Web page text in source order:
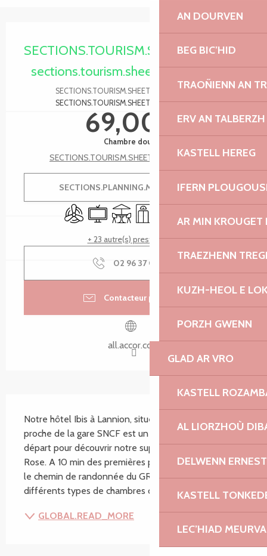
AN DOURVEN
BEG BIC’HID
TRAOÑIENN AN
ERV AN TALBERZH
KASTELL HEREG
IFERN
AR MIN KROUGET
TRAEZHENN
KUZH-HEOL E
PORZH GWENN
GLAD AR VRO
KASTELL
AL LIORZHOÙ
DELWENN
KASTELL
LEC’HIAD
sections.tourism.sheet.periods.today
SECTIONS.TOURISM.SHEET.PERIODS.DETAILS
SECTIONS.TOURISM.SHEET.TARIFFS.FROMTO
69,00 €
Chambre double
SECTIONS.TOURISM.SHEET.TARIFFS.SEE_ALL
SECTIONS.PLANNING.MENU.ORDER
Air conditionné
TélévisionTerrasseAscenseur
+ 23 autre(s) prestation(s)
02 96 37 03
Contacteur par email
all.accor.com
Notre hôtel Ibis à Lannion, situé en centre-ville et
proche de la gare SNCF est un fabuleux point de
départ pour découvrir notre superbe Côte de Granit
Rose. A 10 min des premières plages et de la mer, sur
le chemin de randonnée du GR34, nous disposons de
différents types de chambres climatisées...
GLOBAL.READ_MORE